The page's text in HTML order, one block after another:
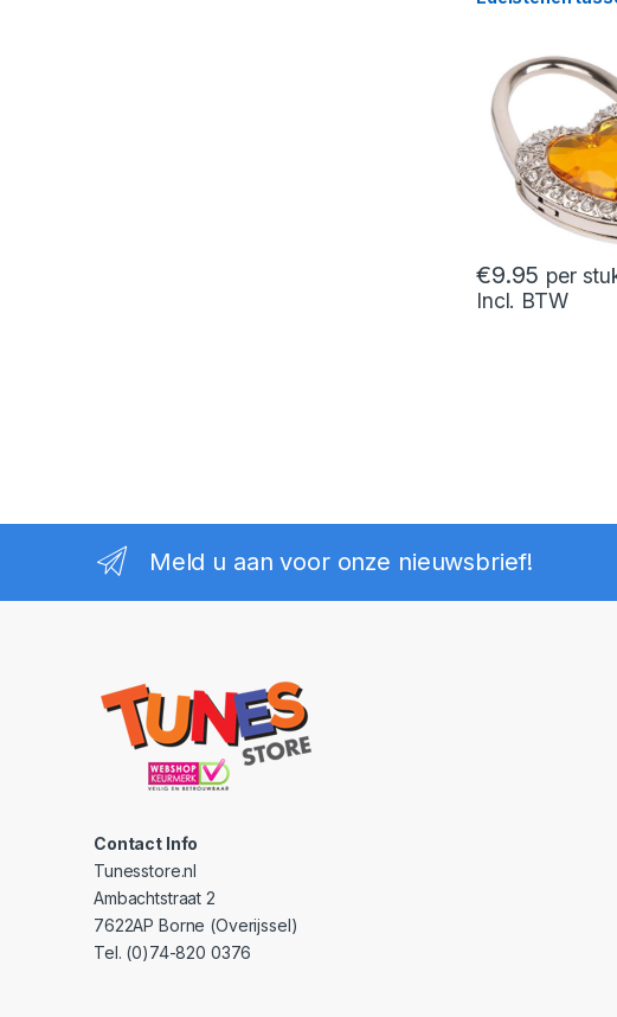
€9.95 per
Incl. BTW
Meld u aan voor onze nieuwsbrief!
Contact Info
Tunesstore.nl
Ambachtstraat 2
7622AP Borne (Overijssel)
Tel. (0)74-820 0376